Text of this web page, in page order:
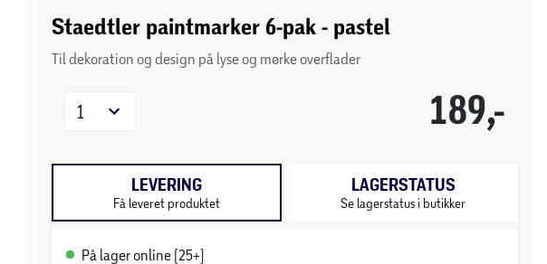
Staedtler paintmarker 6-pak - pastel
Til dekoration og design på lyse og mørke overflader
189,-
1
LEVERING
Få leveret produktet
LAGERSTATUS
Se lagerstatus i butikker
På lager online (25+)